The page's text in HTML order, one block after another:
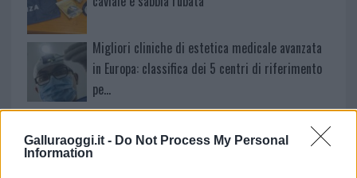
Galluraoggi.it - Do Not Process My Personal
Information
Migliori cliniche di estetica medicale avanzata
in Europa: classifica dei 5 centri di riferimento
pe…
Incendi, a San Pasquale arriva il Campo Base:
l’inaugurazione